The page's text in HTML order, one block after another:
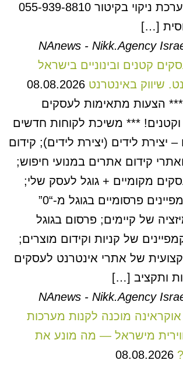
הבית מערכת ניקוי בקיטור 055-939-8810
[…]
NAnews - Nikk.Agency
קטנים ובינוניים בישראל
שיווק באינטרנט 08.08.2026
*** הצעות מתאימות לעסקים
וקטנים! *** משיכת לקוחות חדשים
יצירת לידים (יצירת לידים); קידום
קידום אתרים במנועי חיפוש;
מקומיים + גוגל לעסק שלי;
ביצוע קמפיינים פרסומיים בגוגל מ-“0”
של קיימים; פרסום בגוגל
של קניות וקידום מוצרים;
של אתרי אינטרנט לעסקים
ותקציב […]
NAnews - Nikk.Agency
אוקראינה מוכנה לקנות מערכות
מישראל — מה מונע את
08.08.2026